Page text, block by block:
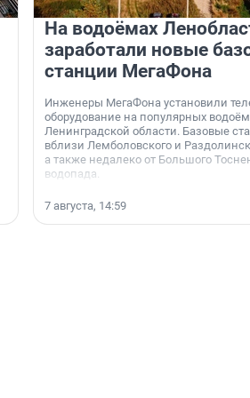
На водоёмах
заработали новые
станции МегаФона
Инженеры МегаФона установили
оборудование на популярных
Ленинградской области. Базовые
вблизи Лемболовского и
а также недалеко от Большого
водопада.
7 августа, 14:59